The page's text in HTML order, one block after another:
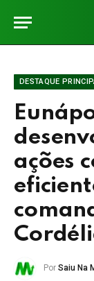
DESTAQUE
ações
Por Saiu Na